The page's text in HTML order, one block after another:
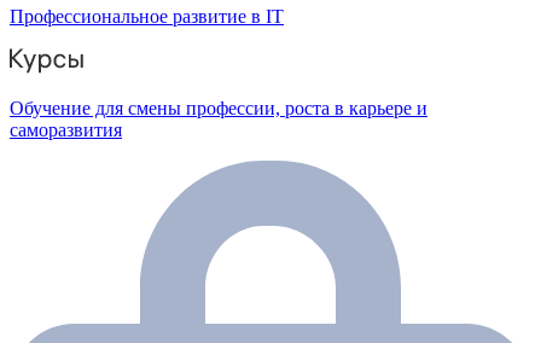
Профессиональное развитие в IT
Обучение для смены профессии, роста в карьере и
саморазвития